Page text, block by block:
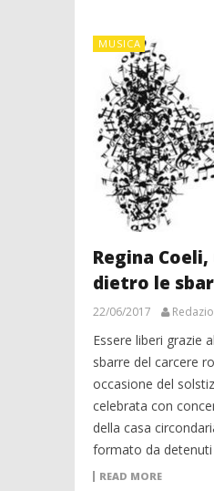
MUSICA
Regina
dietro le
22/06/2017
Essere liberi grazie
sbarre del carcere
occasione del
celebrata con
della casa
formato da detenuti
READ MORE